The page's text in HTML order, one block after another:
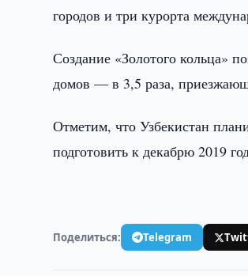
городов и три курорта
Создание «Золотого кольца»
домов — в 3,5 раза,
Отметим, что Узбекистан
подготовить к декабрю 2019
Поделиться: Telegram